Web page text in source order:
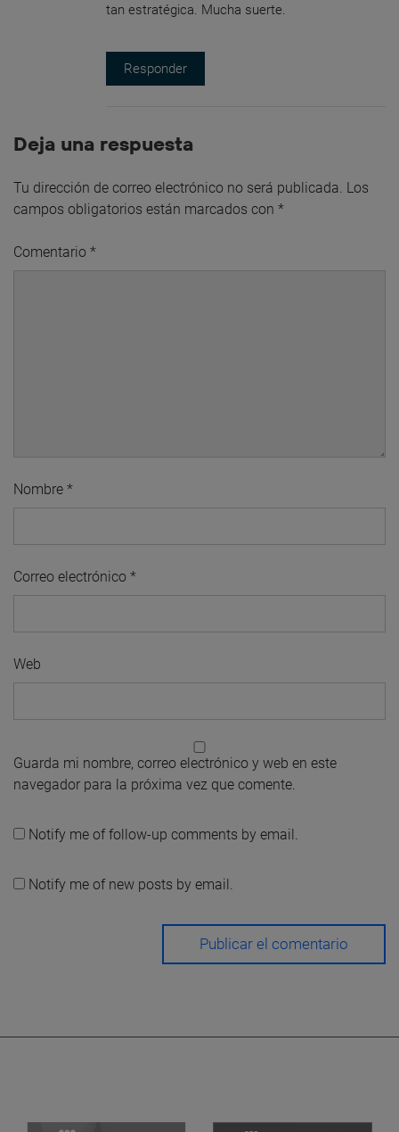
tan estratégica. Mucha suerte.
Responder
Deja una respuesta
Tu dirección de correo electrónico no será publicada. Los
campos obligatorios están marcados con *
Comentario *
Nombre *
Correo electrónico *
Web
Guarda mi nombre, correo electrónico y web en este
navegador para la próxima vez que comente.
Notify me of follow-up comments by email.
Notify me of new posts by email.